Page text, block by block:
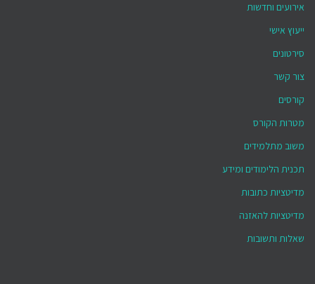
אירועים וחדשות
ייעוץ אישי
סירטונים
צור קשר
קורסים
מטרות הקורס
משוב מתלמידים
תכנית הלימודים ומידע
מדיטציות כתובות
מדיטציות להאזנה
שאלות ותשובות